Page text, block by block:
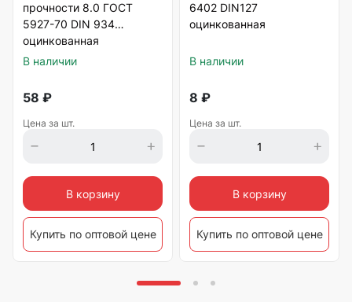
прочности 8.0 ГОСТ
5927-70 DIN 934
оцинкованная
В наличии
58 ₽
Цена за шт.
В корзину
Купить по оптовой цене
6402 DIN127
оцинкованная
В наличии
8 ₽
Цена за шт.
В корзину
Купить по оптовой цене